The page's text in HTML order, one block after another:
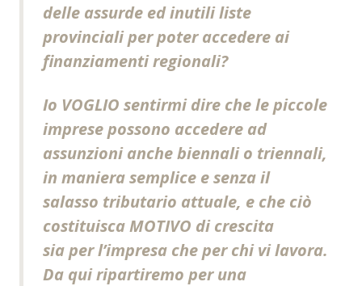
delle assurde ed inutili liste
provinciali per poter accedere ai
finanziamenti regionali?
Io VOGLIO sentirmi dire che le piccole
imprese possono accedere ad
assunzioni anche biennali o triennali,
in maniera semplice e senza il
salasso tributario attuale, e che ciò
costituisca MOTIVO di crescita
sia per l’impresa che per chi vi lavora.
Da qui ripartiremo per una